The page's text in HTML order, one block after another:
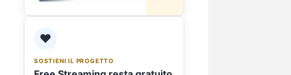
❤️
SOSTIENI IL PROGETTO